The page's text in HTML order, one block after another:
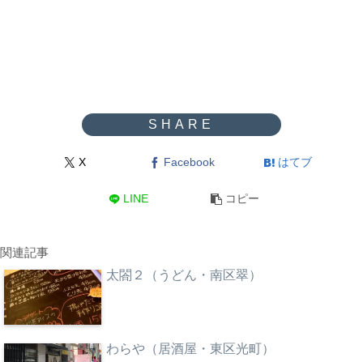
X Facebook はてブ
LINE コピー
関連記事
太閤２（うどん・南区翠）
わらや（居酒屋・東区光町）